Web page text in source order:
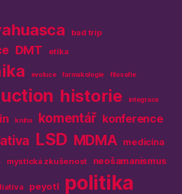
bad trip
DMT etika
evoluce farmakologie filosofie
historie integrace
kniha komentář konference
LSD MDMA medicína
mystická zkušenost neošamanismus
peyotl politika